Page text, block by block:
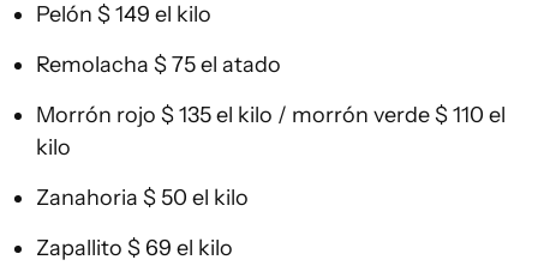
Pelón $ 149 el kilo
Remolacha $ 75 el atado
Morrón rojo $ 135 el kilo / morrón verde $ 110 el
kilo
Zanahoria $ 50 el kilo
Zapallito $ 69 el kilo